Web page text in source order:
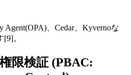
Agent(OPA)、Cedar、Kyvernoな
。
限検証 (PBAC: